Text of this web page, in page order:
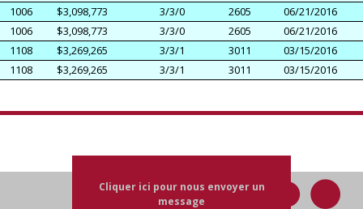
1006
$3,098,773 3/3/0 2605
06/21/2016
1006
$3,098,773 3/3/0 2605
06/21/2016
1108
$3,269,265 3/3/1 3011
03/15/2016
1108
$3,269,265 3/3/1 3011 03/15/2016
Cliquer ici pour nous envoyer un
message